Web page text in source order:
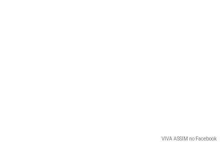
VIVA ASSIM no Facebook